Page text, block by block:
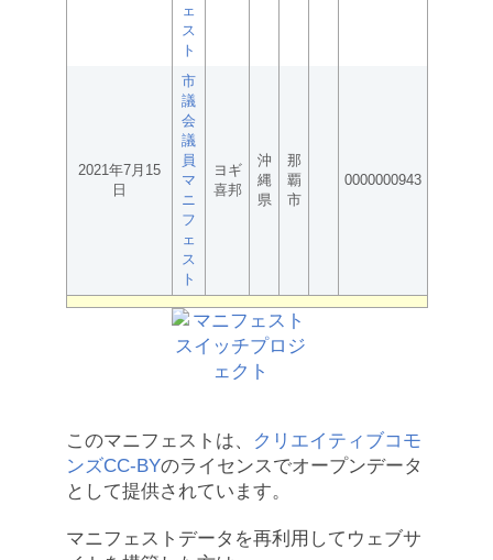
ェ
ス
ト
2021年7月15
日
市
議
会
議
員
マ
ニ
フ
ェ
ス
ト
ヨギ
喜邦
沖
縄
県
那
覇
市
0000000943
このマニフェストは、
クリエイティブコモ
ンズCC-BYのライセンスでオープンデータ
として提供されています。
マニフェストデータを再利用してウェブサ